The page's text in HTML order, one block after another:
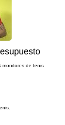
monitores de tenis